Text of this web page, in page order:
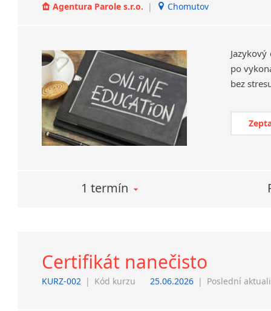
Agentura Parole s.r.o. | Chomutov
po
1 termín
Certifikát nanečisto
KURZ-002 | Kód kurzu 25.06.2026 | Poslední